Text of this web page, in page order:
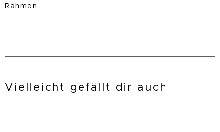
Rahmen.
Vielleicht gefällt dir auch